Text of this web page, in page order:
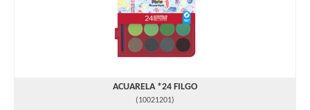
ACUARELA *24 FILGO
(10021201)